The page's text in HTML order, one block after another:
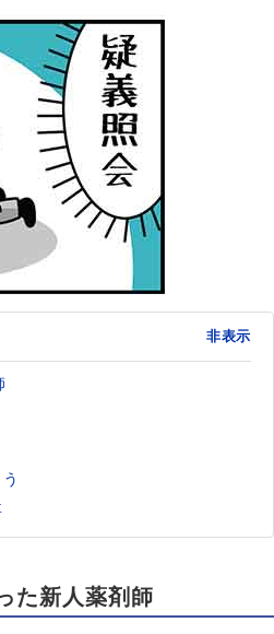
非表示
た新人薬剤師